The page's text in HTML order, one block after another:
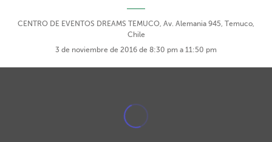
CENTRO DE EVENTOS DREAMS TEMUCO, Av. Alemania 945, Temuco,
Chile
3 de noviembre de 2016 de 8:30 pm a 11:50 pm